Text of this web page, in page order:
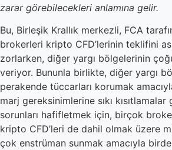
zarar görebilecekleri anlamına gelir.
Bu, Birleşik Krallık merkezli, FCA
brokerleri kripto CFD’lerinin teklifini
zorlarken, diğer yargı bölgelerinin
veriyor. Bununla birlikte, diğer yargı
perakende tüccarları korumak
marj gereksinimlerine sıkı
sorunları hafifletmek için, birçok
kripto CFD’leri de dahil olmak üzere
çok enstrüman sunmak amacıyla